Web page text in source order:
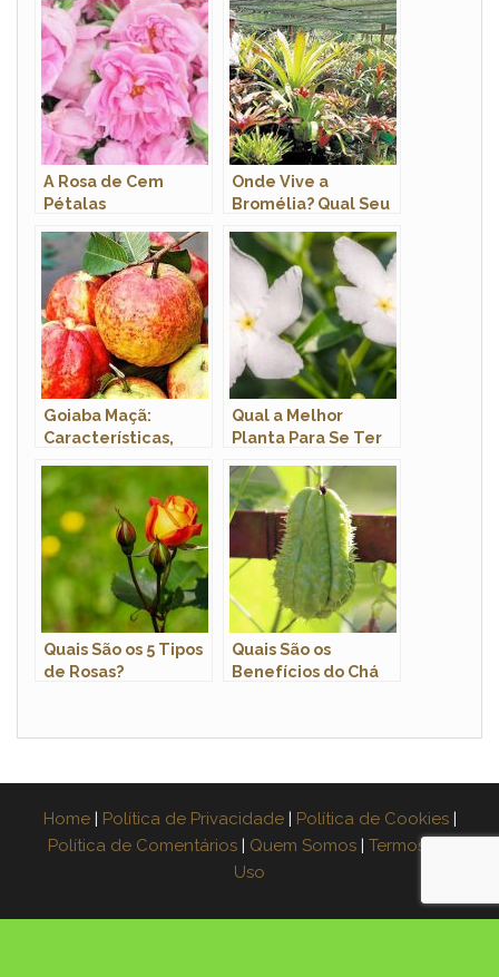
A Rosa de Cem
Pétalas
Onde Vive a
Bromélia? Qual Seu
Goiaba Maçã:
Características,
Fotos
Qual a Melhor
Planta Para Se Ter
Quais São os 5 Tipos
de Rosas?
Quais São os
Benefícios do Chá
Home Política de Privacidade Política de Cookies
Política de Comentários
Quem Somos
Termos de
Uso